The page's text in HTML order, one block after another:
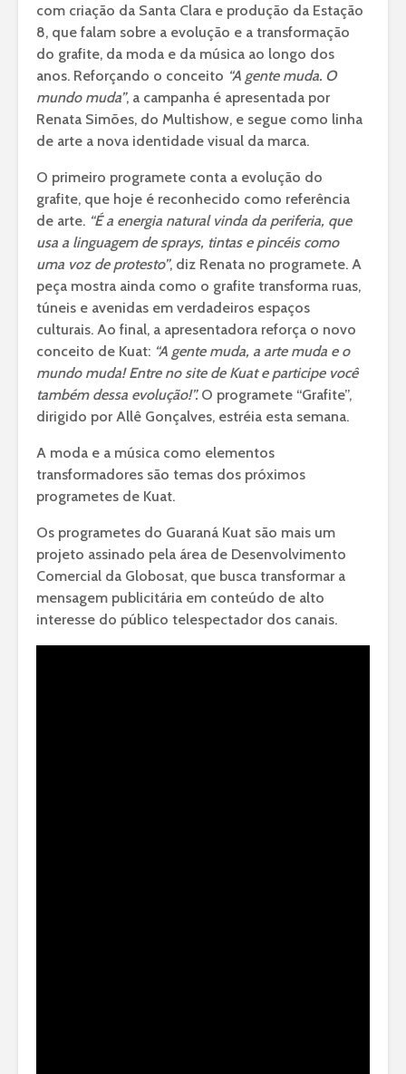
com criação da Santa Clara e produção da Estação
8, que falam sobre a evolução e a transformação
do grafite, da moda e da música ao longo dos
anos. Reforçando o conceito “A gente muda. O
mundo muda”, a campanha é apresentada por
Renata Simões, do Multishow, e segue como linha
de arte a nova identidade visual da marca.
O primeiro programete conta a evolução do
grafite, que hoje é reconhecido como referência
de arte. “É a energia natural vinda da periferia, que
usa a linguagem de sprays, tintas e pincéis como
uma voz de protesto”, diz Renata no programete. A
peça mostra ainda como o grafite transforma ruas,
túneis e avenidas em verdadeiros espaços
culturais. Ao final, a apresentadora reforça o novo
conceito de Kuat: “A gente muda, a arte muda e o
mundo muda! Entre no site de Kuat e participe você
também dessa evolução!”.O programete “Grafite”,
dirigido por Allê Gonçalves, estréia esta semana.
A moda e a música como elementos
transformadores são temas dos próximos
programetes de Kuat.
Os programetes do Guaraná Kuat são mais um
projeto assinado pela área de Desenvolvimento
Comercial da Globosat, que busca transformar a
mensagem publicitária em conteúdo de alto
interesse do público telespectador dos canais.